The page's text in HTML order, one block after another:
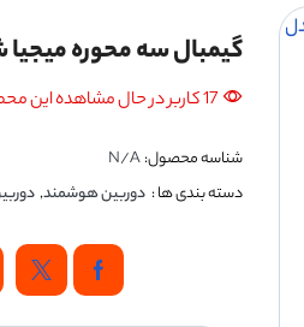
گیمبال سه محوره
17 کاربر در حال مشاهده این محصول
شناسه محصول: N/A
دسته بندی ها : دوربین هوشمند,